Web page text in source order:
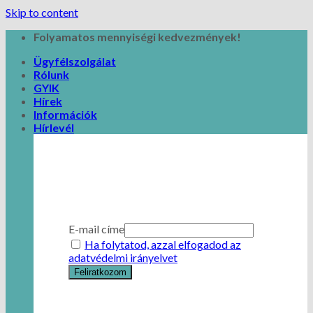
Skip to content
Folyamatos mennyiségi kedvezmények!
Ügyfélszolgálat
Rólunk
GYIK
Hírek
Információk
Hírlevél
E-mail címe
Ha folytatod, azzal elfogadod az
adatvédelmi irányelvet